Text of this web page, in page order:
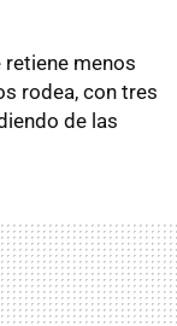
retiene menos
rodea, con tres
de las